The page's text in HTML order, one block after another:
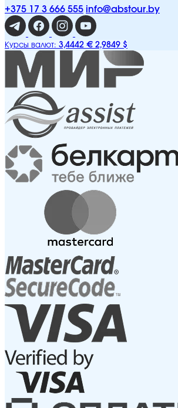
+375 17 3 666 555 info@abstour.by
Курсы валют: 3,4442 € 2,9849 $